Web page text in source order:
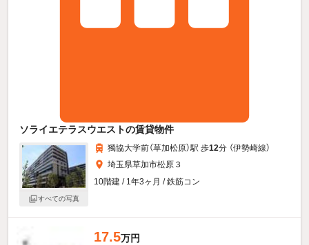
ソライエテラスウエストの賃貸物件
すべての写真
獨協大学前（草加松原）駅 歩12分 （伊勢崎線）
埼玉県草加市松原３
10階建 / 1年3ヶ月 / 鉄筋コン
17.5万円